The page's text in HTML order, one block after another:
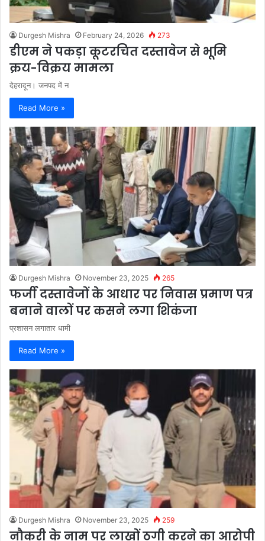
Durgesh Mishra February 24, 2026 273
डीएम ने पकड़ा कूटरचित दस्तावेज से भूमि
क्रय-विक्रय मामला
देहरादून। जनपद में न
Read More »
Durgesh Mishra November 23, 2025 265
फर्जी दस्तावेजों के आधार पर निवास प्रमाण पत्र
बनाने वालों पर कसने लगा शिकंजा
प्रशासन लगातार धामी
Read More »
Durgesh Mishra November 23, 2025 259
नौकरी के नाम पर लाखों ठगी करने का आरोपी